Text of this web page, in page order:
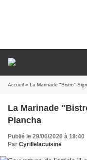
Accueil » La Marinade "Bistro"
La Marinade
Plancha
Publié le 29/06/2026 à 18:40
Par Cyrillelacuisine